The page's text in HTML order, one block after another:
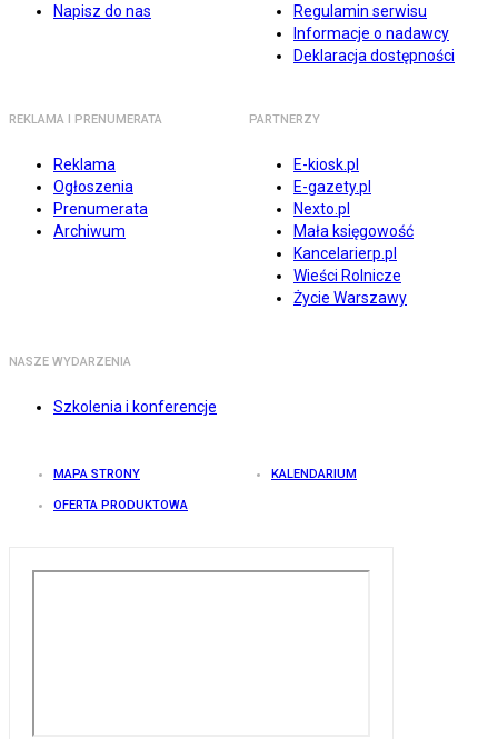
Napisz do nas
Regulamin serwisu
Informacje o nadawcy
Deklaracja dostępności
REKLAMA I PRENUMERATA
Reklama
Ogłoszenia
Prenumerata
Archiwum
PARTNERZY
E-kiosk.pl
E-gazety.pl
Nexto.pl
Mała księgowość
Kancelarierp.pl
Wieści Rolnicze
Życie Warszawy
NASZE WYDARZENIA
Szkolenia i konferencje
MAPA STRONY KALENDARIUM
OFERTA PRODUKTOWA